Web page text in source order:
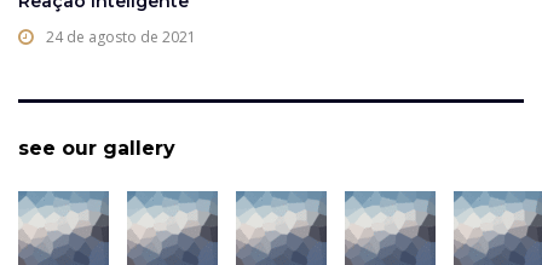
24 de agosto de 2021
see our gallery